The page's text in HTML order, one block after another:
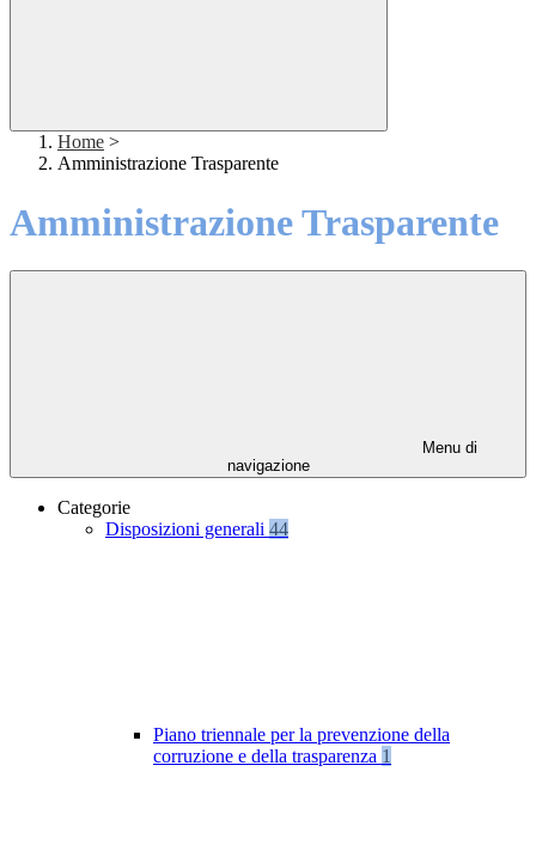
Home >
Amministrazione Trasparente
Amministrazione Trasparente
Menu di
navigazione
Categorie
Disposizioni generali 44
Piano triennale per la prevenzione della
corruzione e della trasparenza 1